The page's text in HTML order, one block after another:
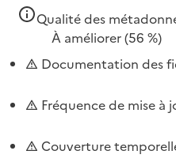
Qualité des
À améliorer(56 %)
Documentation des
Fréquence de mise à
Couverture